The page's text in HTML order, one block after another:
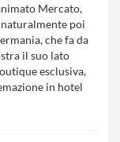
Mercato,
poi
che fa da
il suo lato
esclusiva,
in hotel